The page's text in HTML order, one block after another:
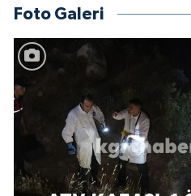
Foto Galeri